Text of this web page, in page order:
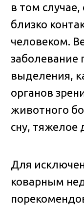
в том
близко
человеком.
заболевание
выделения,
органов
животного
сну, тяжелое
Для
коварным